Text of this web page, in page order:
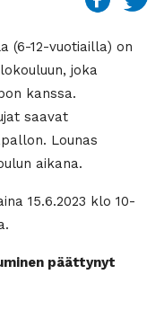
(6-12-vuotiailla) on
joka
kanssa.
saavat
Lounas
aikana.
15.6.2023 klo 10-
päättynyt